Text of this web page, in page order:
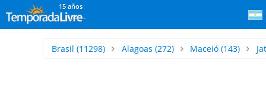
15 años
Brasil (11298) Alagoas (272) Maceió (143)